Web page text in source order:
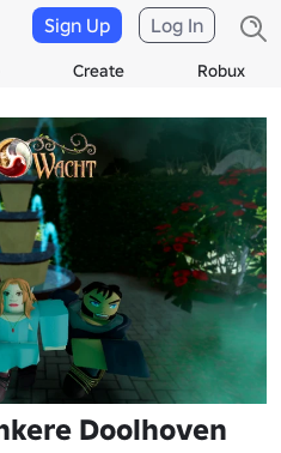
Create Robux
Sign Up Log In
Doolhoven